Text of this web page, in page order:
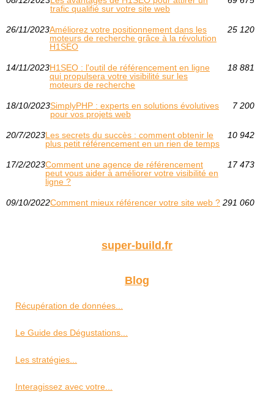
trafic qualifié sur votre site web
26/11/2023Améliorez votre positionnement dans les
moteurs de recherche grâce à la révolution
H1SEO
25 120
14/11/2023H1SEO : l'outil de référencement en ligne
qui propulsera votre visibilité sur les
moteurs de recherche
18 881
18/10/2023SimplyPHP : experts en solutions évolutives
pour vos projets web
7 200
20/7/2023Les secrets du succès : comment obtenir le
plus petit référencement en un rien de temps
10 942
17/2/2023Comment une agence de référencement
peut vous aider à améliorer votre visibilité en
ligne ?
17 473
09/10/2022Comment mieux référencer votre site web ? 291 060
super-build.fr
Blog
Récupération de données...
Le Guide des Dégustations...
Les stratégies...
Interagissez avec votre...